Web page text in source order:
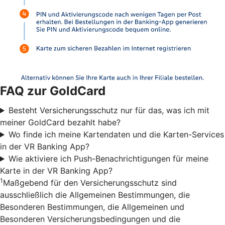
FAQ zur GoldCard
Besteht Versicherungsschutz nur für das, was ich mit
meiner GoldCard bezahlt habe?
Wo finde ich meine Kartendaten und die Karten-Services
in der VR Banking App?
Wie aktiviere ich Push-Benachrichtigungen für meine
Karte in der VR Banking App?
1 Maßgebend für den Versicherungsschutz sind
ausschließlich die Allgemeinen Bestimmungen, die
Besonderen Bestimmungen, die Allgemeinen und
Besonderen Versicherungsbedingungen und die